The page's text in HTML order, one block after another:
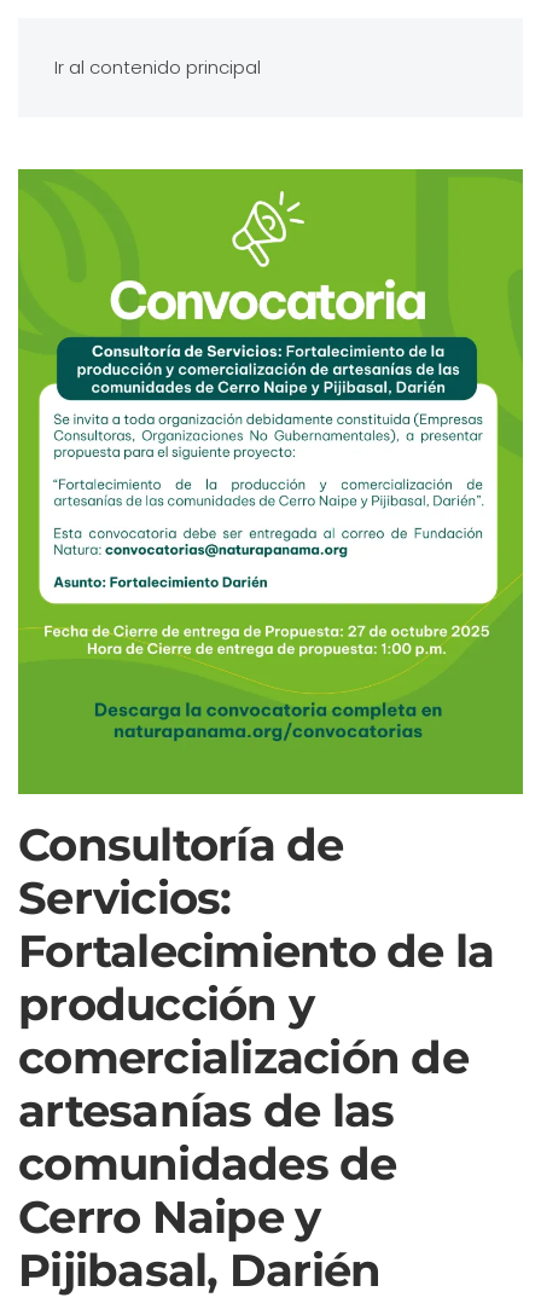
Ir al contenido principal
Consultoría de
Servicios:
Fortalecimiento de la
producción y
comercialización de
artesanías de las
comunidades de
Cerro Naipe y
Pijibasal, Darién